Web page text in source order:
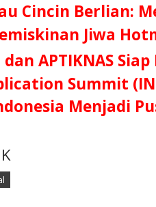
Cincin Berlian:
Jiwa
dan APTIKNAS
Summit
Menjadi